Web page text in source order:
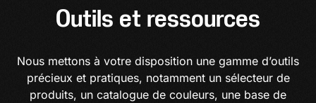
Outils et ressources
Nous mettons à votre disposition une gamme d’outils
précieux et pratiques, notamment un sélecteur de
produits, un catalogue de couleurs, une base de